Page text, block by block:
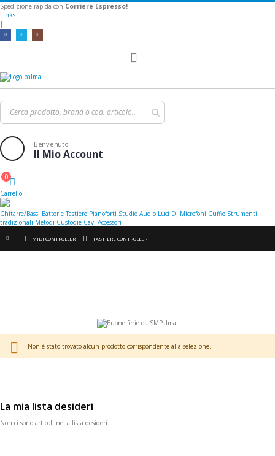
Spedizione rapida con Corriere Espresso!
Links
|
Benvenuto
Il Mio Account
Cart
0
Carrello
Chitarre/Bassi Batterie Tastiere Pianoforti Studio Audio Luci DJ Microfoni Cuffie Strumenti
tradizionali Metodi Custodie Cavi Accessori
MIDI CONTROLLER TASTIERE CONTROLLER
Non è stato trovato alcun prodotto corrispondente alla selezione.
La mia lista desideri
Non ci sono articoli nella lista desideri.